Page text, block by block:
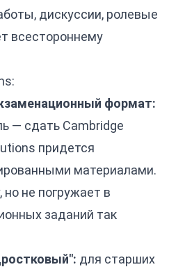
дискуссии, ролевые
всестороннему
формат:
— сдать Cambridge
придется
материалами.
не погружает в
заданий так
для старших